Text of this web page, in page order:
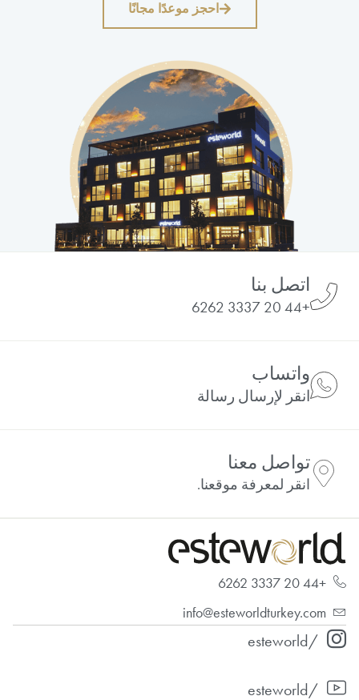
احجز موعدًا مجانًا
اتصل بنا
+44 20 3337 6262
واتساب
انقر لإرسال رسالة
تواصل معنا
انقر لمعرفة موقعنا.
+44 20 3337 6262
info@esteworldturkey.com
/esteworld
/esteworld